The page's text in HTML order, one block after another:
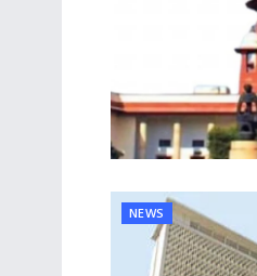
NEWS